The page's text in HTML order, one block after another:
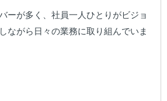
ーが多く、社員一人ひとりがビジョ
ながら日々の業務に取り組んでいま